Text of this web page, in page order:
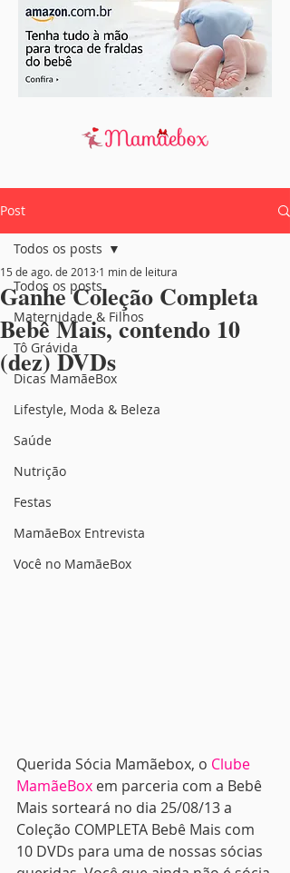
Post
Todos os posts
Maternidade & Filhos
Tô Grávida
Dicas MamãeBox
Lifestyle, Moda & Beleza
Saúde
Nutrição
Festas
MamãeBox Entrevista
Você no MamãeBox
Todos os posts
Ganhe Coleção Completa
Bebê Mais, contendo 10
(dez) DVDs
15 de ago. de 2013 1 min de leitura
Querida Sócia Mamãebox, o Clube
MamãeBox em parceria com a Bebê
Mais sorteará no dia 25/08/13 a
Coleção COMPLETA Bebê Mais com
10 DVDs para uma de nossas sócias